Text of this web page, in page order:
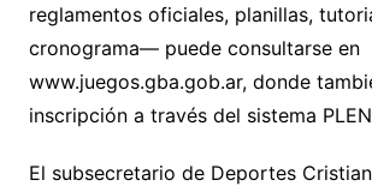
reglamentos oficiales, planillas,
cronograma— puede consultarse en
www.juegos.gba.gob.ar, donde
inscripción a través del sistema
El subsecretario de Deportes